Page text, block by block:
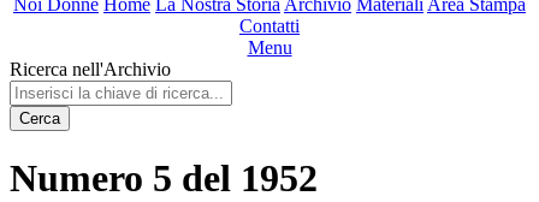
Noi Donne Home La Nostra Storia Archivio Materiali Area Stampa
Contatti
Menu
Ricerca nell'Archivio
Cerca
Numero 5 del 1952